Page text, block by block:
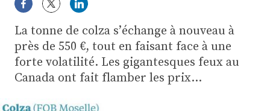
La technique ITB
Pommes de terre
Guides pratiques
Chasse
La tonne de colza s’échange à nouveau à
près de 550 €, tout en faisant face à une
forte volatilité. Les gigantesques feux au
Canada ont fait flamber les prix…